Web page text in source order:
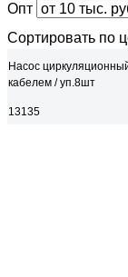
Опт
Сортировать по
Насос
кабелем / уп.8шт
13135